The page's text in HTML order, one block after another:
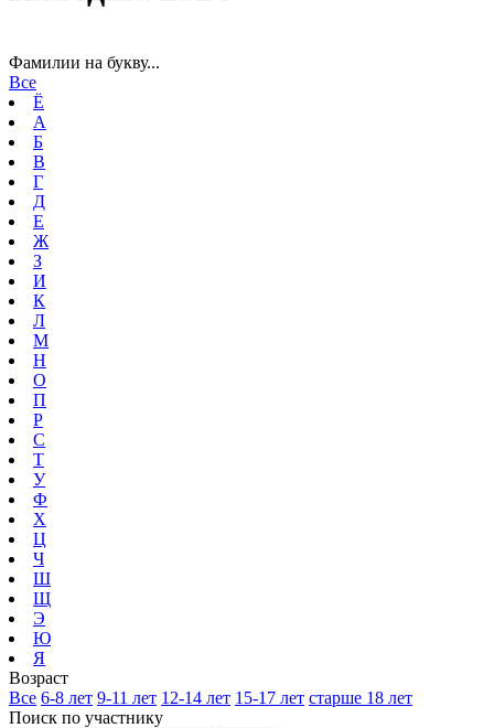
Фамилии на букву...
Все
Ё
А
Б
В
Г
Д
Е
Ж
З
И
К
Л
М
Н
О
П
Р
С
Т
У
Ф
Х
Ц
Ч
Ш
Щ
Э
Ю
Я
Возраст
Все 6-8 лет 9-11 лет 12-14 лет 15-17 лет старше 18 лет
Поиск по участнику